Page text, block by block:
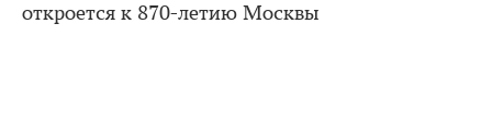
откроется к 870-летию Москвы